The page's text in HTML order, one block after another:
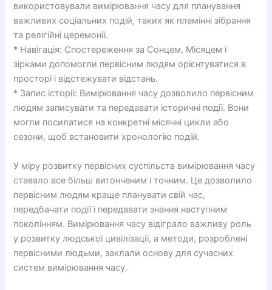
використовували вимірювання часу для планування
важливих соціальних подій, таких як племінні зібрання
та релігійні церемонії.
* Навігація: Спостереження за Сонцем, Місяцем і
зірками допомогли первісним людям орієнтуватися в
просторі і відстежувати відстань.
* Запис історії: Вимірювання часу дозволило первісним
людям записувати та передавати історичні події. Вони
могли посилатися на конкретні місячні цикли або
сезони, щоб встановити хронологію подій.
У міру розвитку первісних суспільств вимірювання часу
ставало все більш витонченим і точним. Це дозволило
первісним людям краще планувати свій час,
передбачати події і передавати знання наступним
поколінням. Вимірювання часу відіграло важливу роль
у розвитку людської цивілізації, а методи, розроблені
первісними людьми, заклали основу для сучасних
систем вимірювання часу.